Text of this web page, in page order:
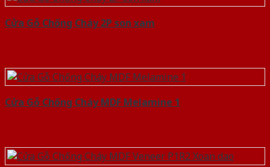
Cửa Gỗ Chống Cháy 2P son xam
Cửa Gỗ Chống Cháy MDF Melamine 1